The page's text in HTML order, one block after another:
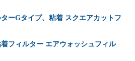
ーGタイプ、粘着 スクエアカットフ
フィルター エアウォッシュフィル